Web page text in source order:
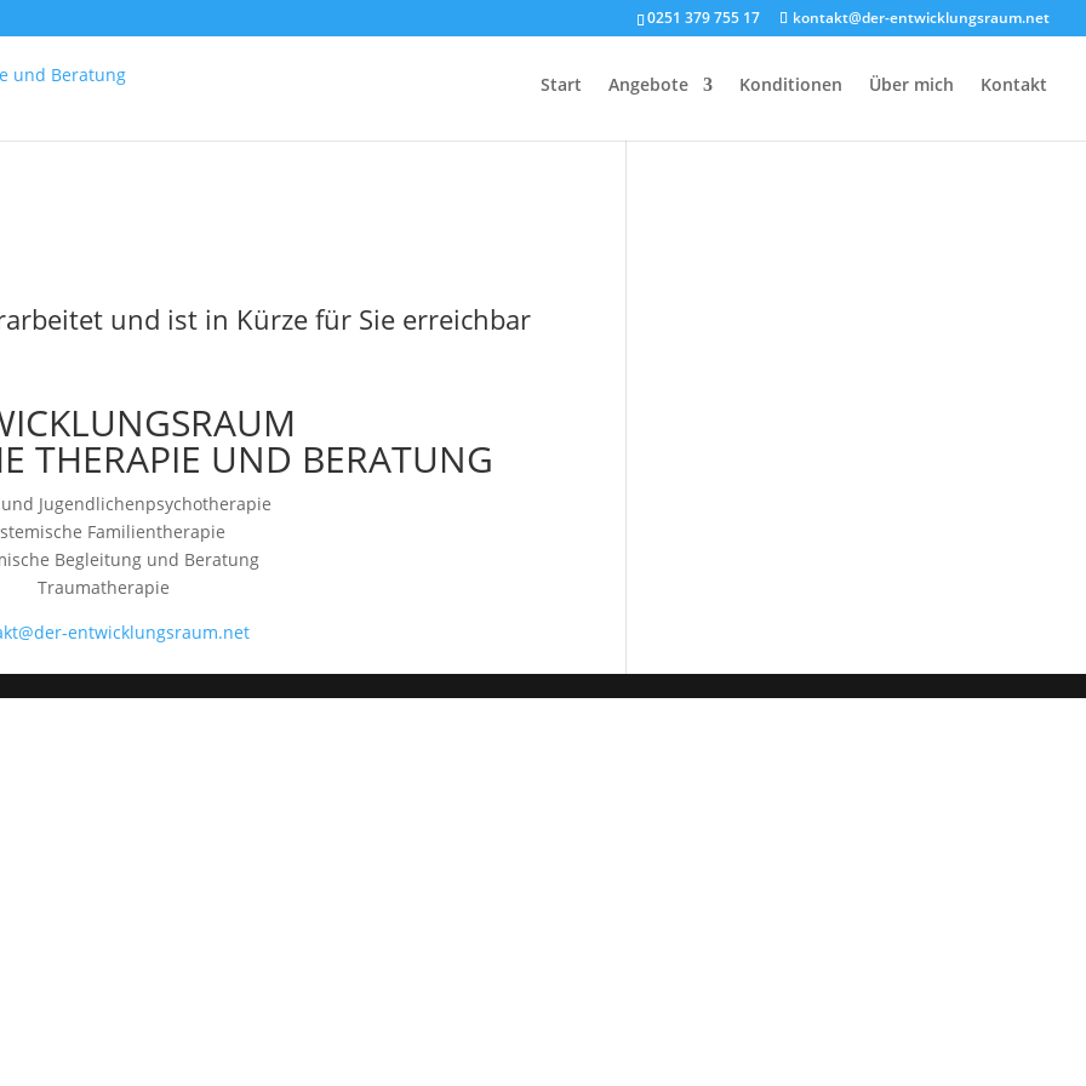
0251 379 755 17 kontakt@der-entwicklungsraum.net
Start Angebote Konditionen Über mich Kontakt
und ist in Kürze für Sie erreichbar
THERAPIE UND BERATUNG
Jugendlichenpsychotherapie
Familientherapie
Begleitung und Beratung
Traumatherapie
entwicklungsraum.net